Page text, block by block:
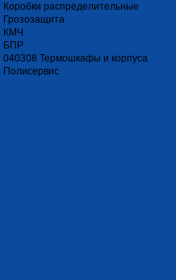
Коробки распределительные
Грозозащита
КМЧ
БПР
040308 Термошкафы и корпуса
Полисервис